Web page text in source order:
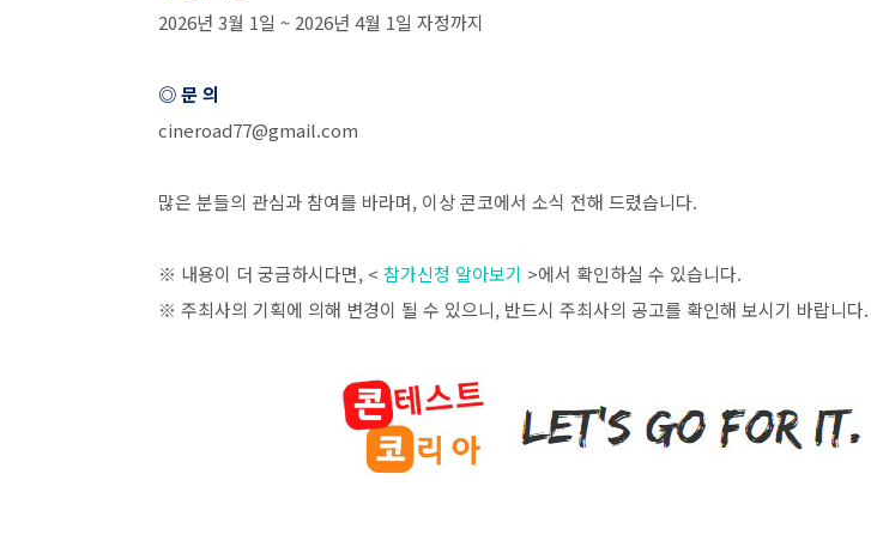
2026년 3월 1일 ~ 2026년 4월 1일 자정까지
◎ 문 의
cineroad77@gmail.com
많은 분들의 관심과 참여를 바라며, 이상 콘코에서 소식 전해 드렸습니다.
※ 내용이 더 궁금하시다면, < 참가신청 알아보기 >에서 확인하실 수 있습니다.
※ 주최사의 기획에 의해 변경이 될 수 있으니, 반드시 주최사의 공고를 확인해 보시기 바랍니다.